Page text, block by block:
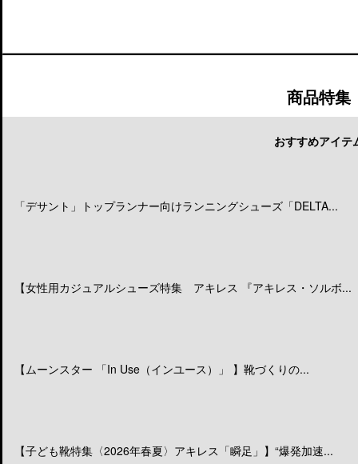
商品特集
おすすめアイテ
「デサント」トップランナー向けランニングシューズ「DELTA...
【女性用カジュアルシューズ特集 アキレス 『アキレス・ソルボ...
【ムーンスター 「In Use（インユース）」 】靴づくりの...
【子ども靴特集〈2026年春夏〉アキレス「瞬足」】“爆発加速...